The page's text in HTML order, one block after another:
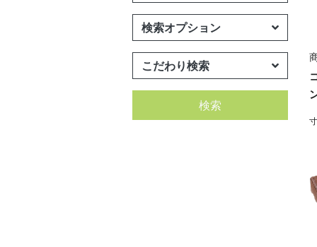
検索オプション
こだわり検索
検索